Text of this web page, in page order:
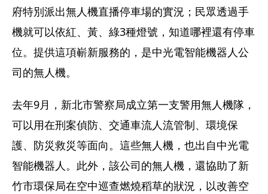
府特別派出無人機直播停車場的實況；民眾透過手
機就可以依紅、黃、綠3種燈號，知道哪裡還有停車
位。提供這項嶄新服務的，是中光電智能機器人公
司的無人機。
去年9月，新北市警察局成立第一支警用無人機隊，
可以用在刑案偵防、交通車流人流管制、環境保
護、防災救災等面向。這些無人機，也出自中光電
智能機器人。此外，該公司的無人機，還協助了新
竹市環保局在空中巡查燃燒稻草的狀況，以改善空